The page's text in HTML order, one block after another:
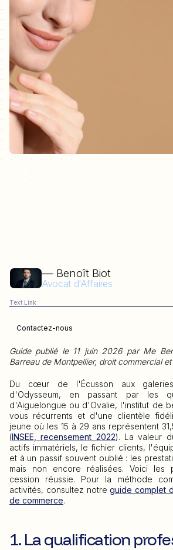
— Benoît Biot
Avocat d'Affaires
Text Link
Contactez-nous
Guide publié le 11 juin 2026 par Me
Barreau de Montpellier, droit commercial
Du cœur de l'Écusson aux
d'Odysseum, en passant par les
d'Aiguelongue ou d'Ovalie, l'institut de
vous récurrents et d'une clientèle
jeune où les 15 à 29 ans représentent
(INSEE, recensement 2022). La valeur
actifs immatériels, le fichier clients,
et à un passif souvent oublié : les
mais non encore réalisées. Voici les
cession réussie. Pour la méthode
activités, consultez notreguide complet
de commerce.
1. La qualification